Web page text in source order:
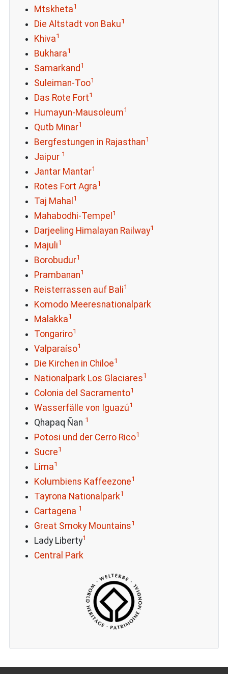
Mtskheta1
Die Altstadt von Baku1
Khiva1
Bukhara1
Samarkand 1
Suleiman-Too1
Das Rote Fort1
Humayun-Mausoleum1
Qutb Minar1
Bergfestungen in Rajasthan1
Jaipur 1
Jantar Mantar1
Rotes Fort Agra1
Taj Mahal 1
Mahabodhi-Tempel 1
Darjeeling Himalayan Railway1
Majuli1
Borobudur1
Prambanan1
Reisterrassen auf Bali1
Komodo Meeresnationalpark
Malakka1
Tongariro1
Valparaíso1
Die Kirchen in Chiloe1
Nationalpark Los Glaciares1
Colonia del Sacramento1
Wasserfälle von Iguazú1
Qhapaq Ñan 1
Potosi und der Cerro Rico1
Sucre1
Lima1
Kolumbiens Kaffeezone1
Tayrona Nationalpark1
Cartagena 1
Great Smoky Mountains1
Lady Liberty1
Central Park